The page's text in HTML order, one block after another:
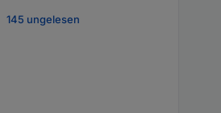
145 ungelesen